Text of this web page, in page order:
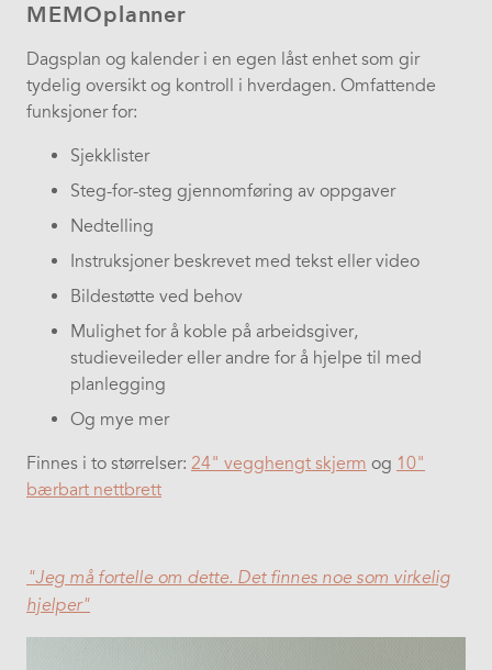
MEMOplanner
Dagsplan og kalender i en egen låst enhet som gir
tydelig oversikt og kontroll i hverdagen. Omfattende
funksjoner for:
Sjekklister
Steg-for-steg gjennomføring av oppgaver
Nedtelling
Instruksjoner beskrevet med tekst eller video
Bildestøtte ved behov
Mulighet for å koble på arbeidsgiver,
studieveileder eller andre for å hjelpe til med
planlegging
Og mye mer
Finnes i to størrelser: 24" vegghengt skjerm og 10"
bærbart nettbrett
"Jeg må fortelle om dette. Det finnes noe som virkelig
hjelper"